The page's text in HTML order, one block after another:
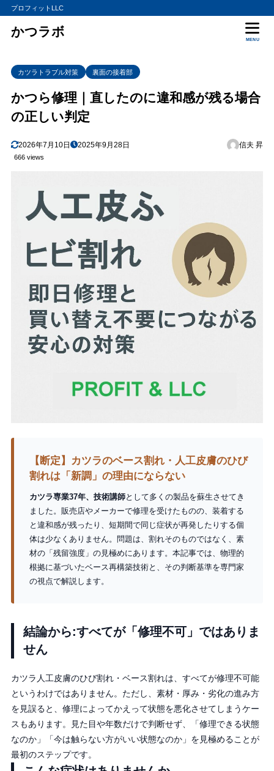
プロフィットLLC
かつラボ
MENU
カツラトラブル対策 裏面の接着部
かつら修理｜直したのに違和感が残る場合
の正しい判定
2026年7月10日 2025年9月28日 信夫 昇
666 views
【断定】カツラのベース割れ・人工皮膚のひび
割れは「新調」の理由にならない
カツラ専業37年、技術講師として多くの製品を蘇生させてき
ました。販売店やメーカーで修理を受けたものの、装着する
と違和感が残ったり、短期間で同じ症状が再発したりする個
体は少なくありません。問題は、割れそのものではなく、素
材の「残留強度」の見極めにあります。本記事では、物理的
根拠に基づいたベース再構築技術と、その判断基準を専門家
の視点で解説します。
結論から:すべてが「修理不可」ではありま
せん
カツラ人工皮膚のひび割れ・ベース割れは、すべてが修理不可能
というわけではありません。ただし、素材・厚み・劣化の進み方
を見誤ると、修理によってかえって状態を悪化させてしまうケー
スもあります。見た目や年数だけで判断せず、「修理できる状態
なのか」「今は触らない方がいい状態なのか」を見極めることが
最初のステップです。